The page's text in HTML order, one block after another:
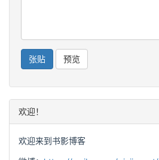
欢迎！
欢迎来到书影博客